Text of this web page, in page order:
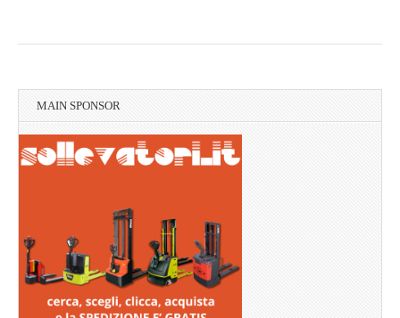
MAIN SPONSOR